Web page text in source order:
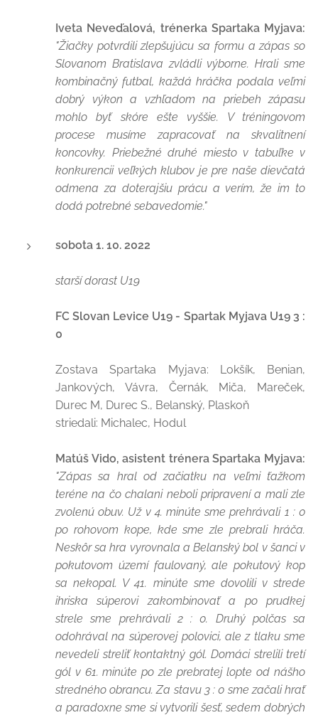
Iveta Neveďalová, trénerka Spartaka Myjava:
"Žiačky potvrdili zlepšujúcu sa formu a zápas so
Slovanom Bratislava zvládli výborne. Hrali sme
kombinačný futbal, každá hráčka podala veľmi
dobrý výkon a vzhľadom na priebeh zápasu
mohlo byť skóre ešte vyššie. V tréningovom
procese musíme zapracovať na skvalitnení
koncovky. Priebežné druhé miesto v tabuľke v
konkurencii veľkých klubov je pre naše dievčatá
odmena za doterajšiu prácu a verím, že im to
dodá potrebné sebavedomie."
sobota 1. 10. 2022
starší dorast U19
FC Slovan Levice U19 - Spartak Myjava U19 3 :
0
Zostava Spartaka Myjava: Lokšík, Benian,
Jankových, Vávra, Černák, Miča, Mareček,
Durec M, Durec S., Belanský, Plaskoň
striedali: Michalec, Hodul
Matúš Vido, asistent trénera Spartaka Myjava:
"Zápas sa hral od začiatku na veľmi ťažkom
teréne na čo chalani neboli pripravení a mali zle
zvolenú obuv. Už v 4. minúte sme prehrávali 1 : 0
po rohovom kope, kde sme zle prebrali hráča.
Neskôr sa hra vyrovnala a Belanský bol v šanci v
pokutovom území faulovaný, ale pokutový kop
sa nekopal. V 41. minúte sme dovolili v strede
ihriska súperovi zakombinovať a po prudkej
strele sme prehrávali 2 : 0. Druhý polčas sa
odohrával na súperovej polovici, ale z tlaku sme
nevedeli streliť kontaktný gól. Domáci strelili tretí
gól v 61. minúte po zle prebratej lopte od nášho
stredného obrancu. Za stavu 3 : 0 sme začali hrať
a paradoxne sme si vytvorili šesť, sedem dobrých